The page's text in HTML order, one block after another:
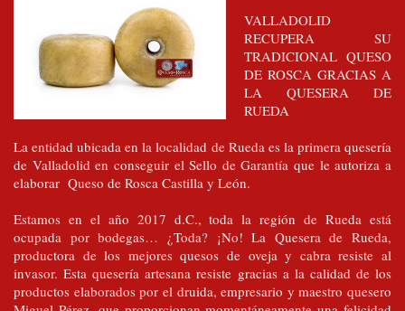
VALLADOLID
RECUPERA SU
TRADICIONAL QUESO
DE ROSCA GRACIAS A
LA QUESERA DE
RUEDA
La entidad ubicada en la localidad de Rueda es la primera quesería
de Valladolid en conseguir el Sello de Garantía que le autoriza a
elaborar Queso de Rosca Castilla y León.
Estamos en el año 2017 d.C., toda la región de Rueda está
ocupada por bodegas… ¿Toda? ¡No! La Quesera de Rueda,
productora de los mejores quesos de oveja y cabra resiste al
invasor. Esta quesería artesana resiste gracias a la calidad de los
productos elaborados por el druida, empresario y maestro quesero